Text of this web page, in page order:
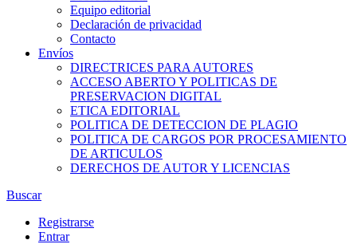
Equipo editorial
Declaración de privacidad
Contacto
Envíos
DIRECTRICES PARA AUTORES
ACCESO ABERTO Y POLITICAS DE
PRESERVACION DIGITAL
ETICA EDITORIAL
POLITICA DE DETECCION DE PLAGIO
POLITICA DE CARGOS POR PROCESAMIENTO
DE ARTICULOS
DERECHOS DE AUTOR Y LICENCIAS
Buscar
Registrarse
Entrar